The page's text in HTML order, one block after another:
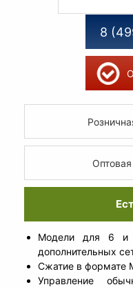
8
Модели для 6 и
дополнительных
Сжатие в форматe
Управление